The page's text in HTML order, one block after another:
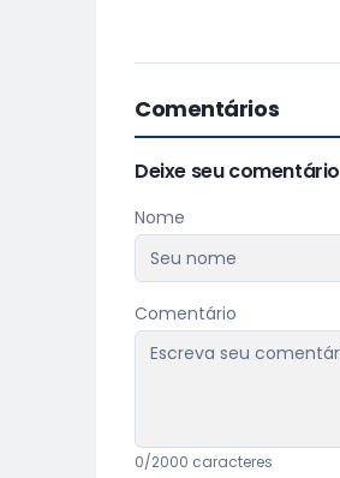
Comentários
Deixe seu comentário
Nome
Comentário
0/2000 caracteres